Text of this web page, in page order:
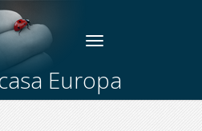
Toggle
Europa